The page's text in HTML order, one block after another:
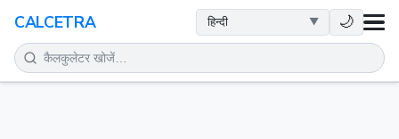
CALCETRA 🌙
गणित